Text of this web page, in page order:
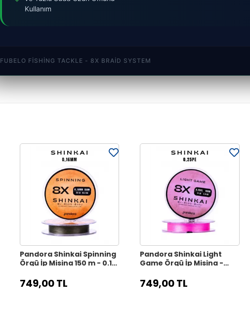
Kullanım
FUBELO FISHING TACKLE - 8X BRAID SYSTEM
Pandora Shinkai Spinning
Örgü İp Misina 150 m - 0.16
749,00 TL
Pandora Shinkai Light
Game Örgü İp Misina -
749,00 TL